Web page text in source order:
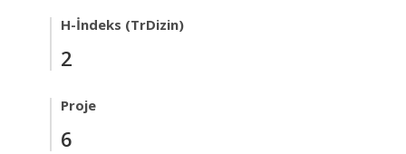
H-İndeks (TrDizin)
2
Proje
6